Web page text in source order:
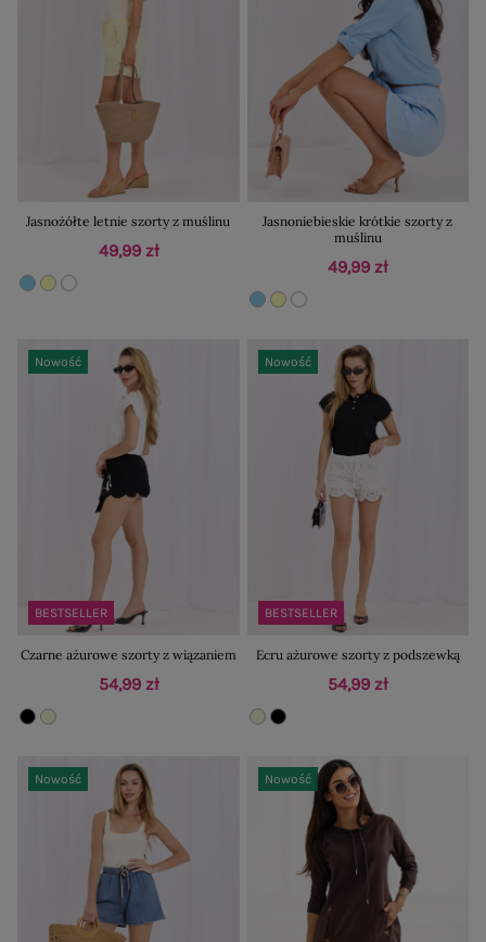
Jasnożółte letnie szorty z muślinu
49,99 zł
Jasnoniebieskie krótkie szorty z
muślinu
49,99 zł
BESTSELLER
Nowość
Czarne ażurowe szorty z wiązaniem
54,99 zł
BESTSELLER
Nowość
Ecru ażurowe szorty z podszewką
54,99 zł
Nowość Nowość